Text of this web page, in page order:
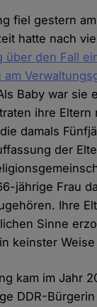
fiel gestern
hatte nach
über den Fall
am
Baby war sie
ihre Eltern
damals
der
jährige Frau
Ihre
Sinne
keinster
kam im Jahr
DDR-